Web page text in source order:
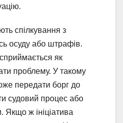
спілкування з
осуду або штрафів.
як
проблему. У такому
передати борг до
судовий процес або
Якщо ж ініціатива